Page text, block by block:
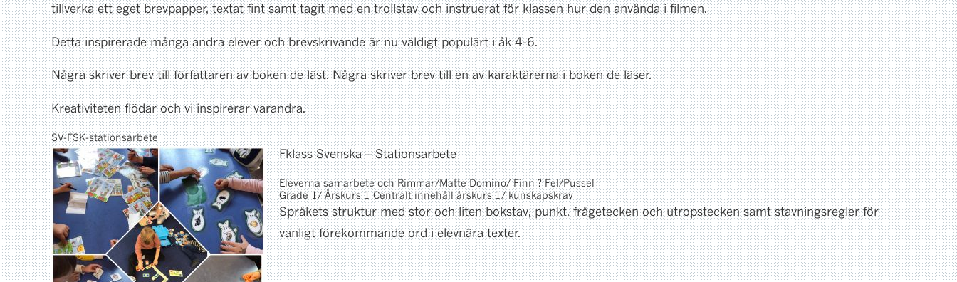
tillverka ett eget brevpapper, textat fint samt tagit med en trollstav och instruerat för klassen hur den använda i filmen.
Detta inspirerade många andra elever och brevskrivande är nu väldigt populärt i åk 4-6.
Några skriver brev till författaren av boken de läst. Några skriver brev till en av karaktärerna i boken de läser.
Kreativiteten flödar och vi inspirerar varandra.
SV-FSK-stationsarbete
Fklass Svenska – Stationsarbete
Eleverna samarbete och Rimmar/Matte Domino/ Finn ? Fel/Pussel
Grade 1/ Årskurs 1 Centralt innehåll årskurs 1/ kunskapskrav
Språkets struktur med stor och liten bokstav, punkt, frågetecken och utropstecken samt stavningsregler för
vanligt förekommande ord i elevnära texter.